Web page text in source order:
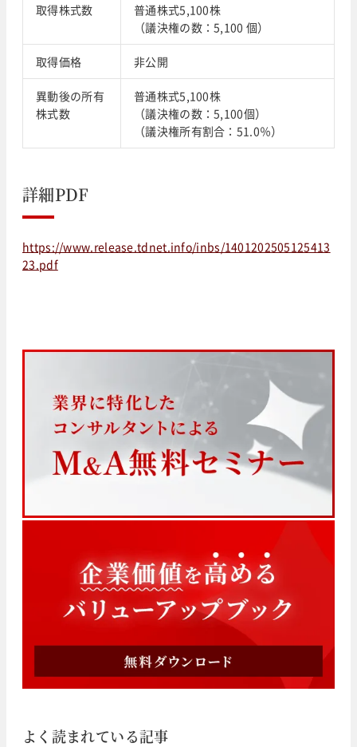
取得株式数
普通株式5,100株
（議決権の数：5,100 個）
取得価格 非公開
異動後の所有
株式数
普通株式5,100株
（議決権の数：5,100個）
（議決権所有割合：51.0％）
詳細PDF
https://www.release.tdnet.info/inbs/1401202505125413
23.pdf
よく読まれている記事